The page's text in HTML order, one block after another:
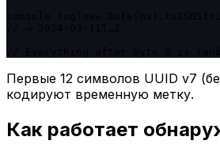
// Everything after byte 6 is
Первые 12 символов UUID v7
кодируют временную метку.
Как работает